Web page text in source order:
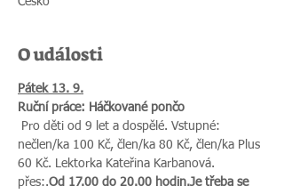
O události
Pátek 13. 9.
Ruční práce: Háčkované pončo
nečlen/ka 100 Kč, člen/ka 80 Kč, člen/ka Plus
60 Kč. Lektorka Kateřina Karbanová.
přes:.Od 17.00 do 20.00 hodin.Je třeba se